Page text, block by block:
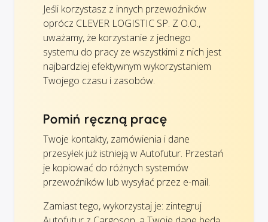
Jeśli korzystasz z innych przewoźników
oprócz CLEVER LOGISTIC SP. Z O.O.,
uważamy, że korzystanie z jednego
systemu do pracy ze wszystkimi z nich jest
najbardziej efektywnym wykorzystaniem
Twojego czasu i zasobów.
Pomiń ręczną pracę
Twoje kontakty, zamówienia i dane
przesyłek już istnieją w Autofutur. Przestań
je kopiować do różnych systemów
przewoźników lub wysyłać przez e-mail.
Zamiast tego, wykorzystaj je: zintegruj